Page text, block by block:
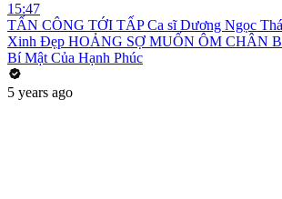
15:47
TẤN CÔNG TỚI TẤP Ca sĩ Dương Ngọc
Xinh Đẹp HOẢNG SỢ MUỐN ÔM CHÂN
Bí Mật Của Hạnh Phúc
5 years ago